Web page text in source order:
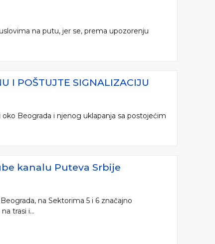
na putu, jer se, prema upozorenju
I POŠTUJTE SIGNALIZACIJU
Beograda i njenog uklapanja sa postojećim
kanalu Puteva Srbije
na Sektorima 5 i 6 značajno
trasi i...